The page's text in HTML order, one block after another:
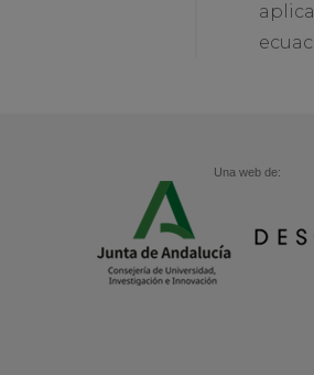
Una web de: